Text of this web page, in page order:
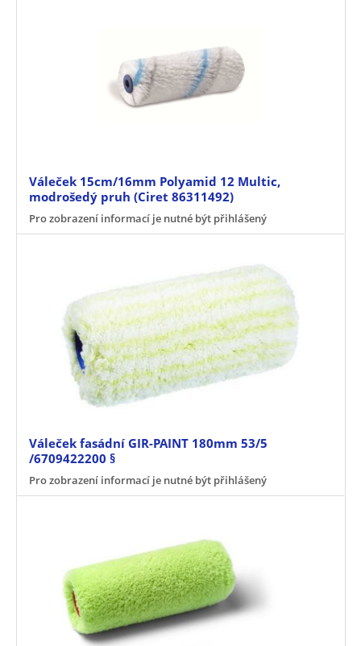
Váleček 15cm/16mm Polyamid 12 Multic,
modrošedý pruh (Ciret 86311492)
Pro zobrazení informací je nutné být přihlášený
Váleček fasádní GIR-PAINT 180mm 53/5
/6709422200 §
Pro zobrazení informací je nutné být přihlášený